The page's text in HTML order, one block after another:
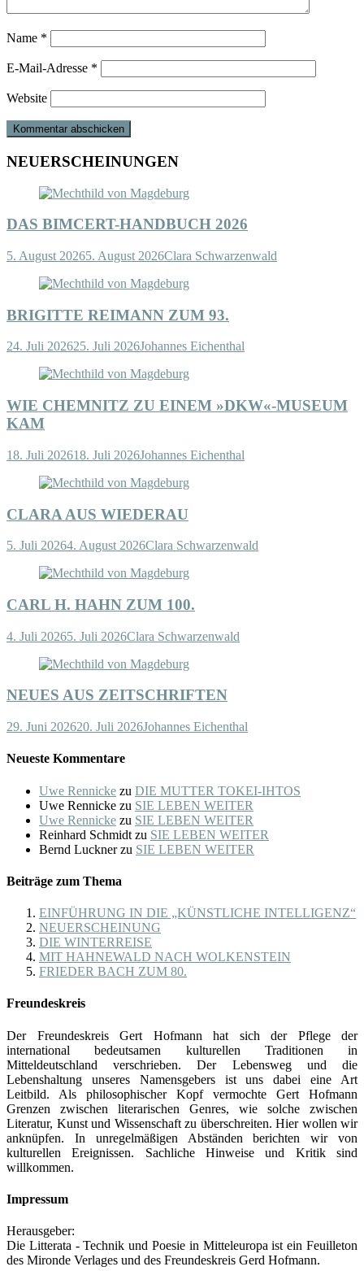
Name *
E-Mail-Adresse *
Website
NEUERSCHEINUNGEN
DAS BIMCERT-HANDBUCH 2026
5. August 20265. August 2026Clara Schwarzenwald
BRIGITTE REIMANN ZUM 93.
24. Juli 202625. Juli 2026Johannes Eichenthal
WIE CHEMNITZ ZU EINEM »DKW«-MUSEUM
KAM
18. Juli 202618. Juli 2026Johannes Eichenthal
CLARA AUS WIEDERAU
5. Juli 20264. August 2026Clara Schwarzenwald
CARL H. HAHN ZUM 100.
4. Juli 20265. Juli 2026Clara Schwarzenwald
NEUES AUS ZEITSCHRIFTEN
29. Juni 202620. Juli 2026Johannes Eichenthal
Neueste Kommentare
Uwe Rennicke zu DIE MUTTER TOKEI-IHTOS
Uwe Rennicke zu SIE LEBEN WEITER
Uwe Rennicke zu SIE LEBEN WEITER
Reinhard Schmidt zu SIE LEBEN WEITER
Bernd Lucknerzu SIE LEBEN WEITER
Beiträge zum Thema
EINFÜHRUNG IN DIE „KÜNSTLICHE INTELLIGENZ“
NEUERSCHEINUNG
DIE WINTERREISE
MIT HAHNEWALD NACH WOLKENSTEIN
FRIEDER BACH ZUM 80.
Freundeskreis
Der Freundeskreis Gert Hofmann hat sich der Pflege der
international bedeutsamen kulturellen Traditionen in
Mitteldeutschland verschrieben. Der Lebensweg und die
Lebenshaltung unseres Namensgebers ist uns dabei eine Art
Leitbild. Als philosophischer Kopf vermochte Gert Hofmann
Grenzen zwischen literarischen Genres, wie solche zwischen
Literatur, Kunst und Wissenschaft zu überschreiten. Hier wollen wir
anknüpfen. In unregelmäßigen Abständen berichten wir von
kulturellen Ereignissen. Sachliche Hinweise und Kritik sind
willkommen.
Impressum
Herausgeber:
Die Litterata - Technik und Poesie in Mitteleuropa ist ein Feuilleton
des Mironde Verlages und des Freundeskreis Gerd Hofmann.